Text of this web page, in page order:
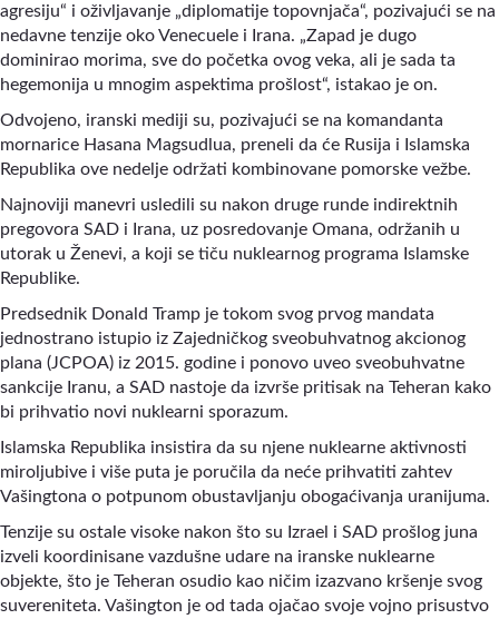
agresiju“ i oživljavanje „diplomatije topovnjača“, pozivajući se na
nedavne tenzije oko Venecuele i Irana. „Zapad je dugo
dominirao morima, sve do početka ovog veka, ali je sada ta
hegemonija u mnogim aspektima prošlost“, istakao je on.
Odvojeno, iranski mediji su, pozivajući se na komandanta
mornarice Hasana Magsudlua, preneli da će Rusija i Islamska
Republika ove nedelje održati kombinovane pomorske vežbe.
Najnoviji manevri usledili su nakon druge runde indirektnih
pregovora SAD i Irana, uz posredovanje Omana, održanih u
utorak u Ženevi, a koji se tiču nuklearnog programa Islamske
Republike.
Predsednik Donald Tramp je tokom svog prvog mandata
jednostrano istupio iz Zajedničkog sveobuhvatnog akcionog
plana (JCPOA) iz 2015. godine i ponovo uveo sveobuhvatne
sankcije Iranu, a SAD nastoje da izvrše pritisak na Teheran kako
bi prihvatio novi nuklearni sporazum.
Islamska Republika insistira da su njene nuklearne aktivnosti
miroljubive i više puta je poručila da neće prihvatiti zahtev
Vašingtona o potpunom obustavljanju obogaćivanja uranijuma.
Tenzije su ostale visoke nakon što su Izrael i SAD prošlog juna
izveli koordinisane vazdušne udare na iranske nuklearne
objekte, što je Teheran osudio kao ničim izazvano kršenje svog
suvereniteta. Vašington je od tada ojačao svoje vojno prisustvo